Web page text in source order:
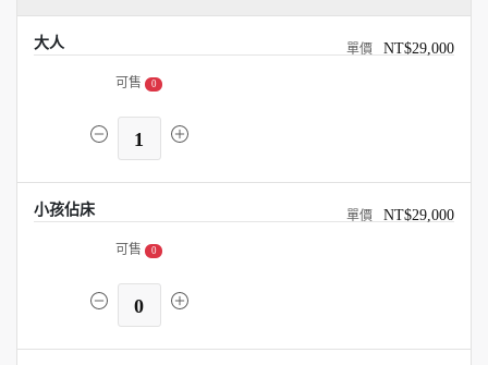
大人 NT$29,000
可售 0
1
小孩佔床 NT$29,000
可售 0
0